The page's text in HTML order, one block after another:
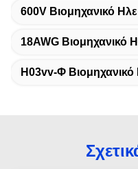
600V Βιομηχανικό
18AWG Βιομηχανικό
H03vv-Φ